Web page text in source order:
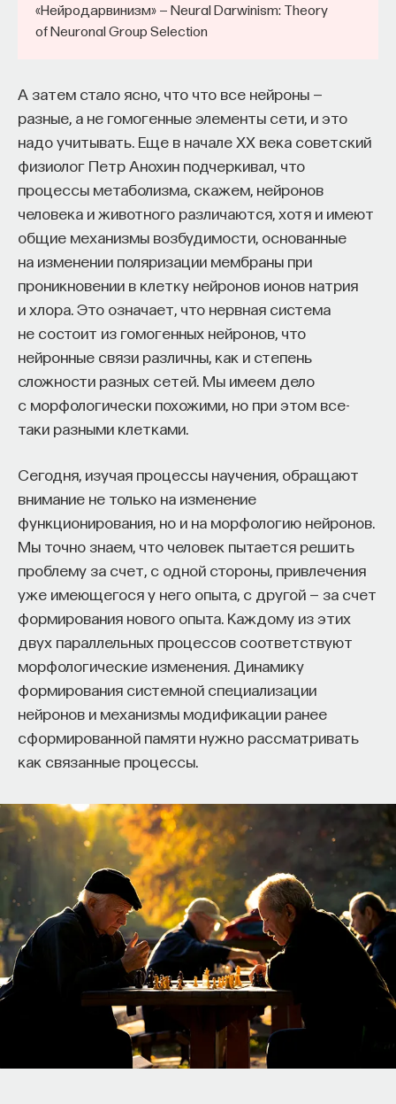
«Нейродарвинизм» — Neural Darwinism: Theory
of Neuronal Group Selection
А затем стало ясно, что что все нейроны —
разные, а не гомогенные элементы сети, и это
надо учитывать. Еще в начале ХХ века советский
физиолог Петр Анохин подчеркивал, что
процессы метаболизма, скажем, нейронов
человека и животного различаются, хотя и имеют
общие механизмы возбудимости, основанные
на изменении поляризации мембраны при
проникновении в клетку нейронов ионов натрия
и хлора. Это означает, что нервная система
не состоит из гомогенных нейронов, что
нейронные связи различны, как и степень
сложности разных сетей. Мы имеем дело
с морфологически похожими, но при этом все-
таки разными клетками.
Сегодня, изучая процессы научения, обращают
внимание не только на изменение
функционирования, но и на морфологию нейронов.
Мы точно знаем, что человек пытается решить
проблему за счет, с одной стороны, привлечения
уже имеющегося у него опыта, с другой — за счет
формирования нового опыта. Каждому из этих
двух параллельных процессов соответствуют
морфологические изменения. Динамику
формирования системной специализации
нейронов и механизмы модификации ранее
сформированной памяти нужно рассматривать
как связанные процессы.